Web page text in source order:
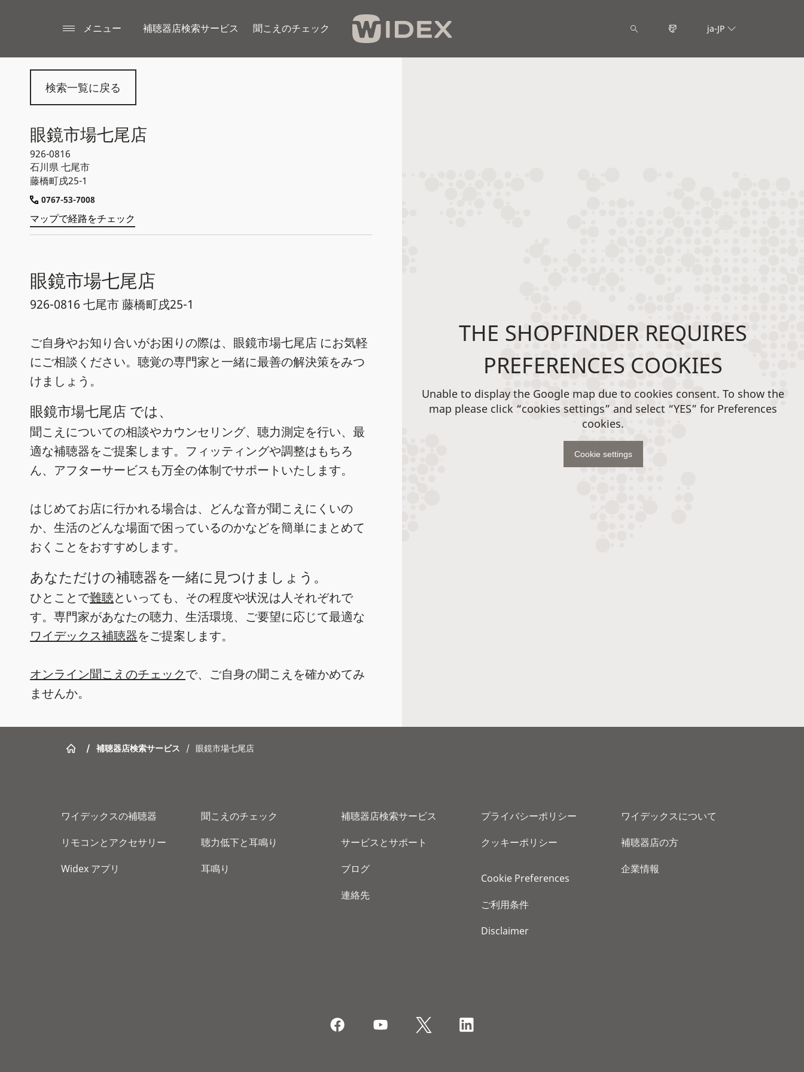
メニュー 補聴器店検索サービス 聞こえのチェック​ ja-JP
検索一覧に戻る
眼鏡市場七尾店
926-0816
石川県七尾市
藤橋町戌25-1
0767-53-7008
マップで経路をチェック
眼鏡市場七尾店
926-0816 七尾市 藤橋町戌25-1
ご自身やお知り合いがお困りの際は、眼鏡市場七尾店 にお気軽
にご相談ください。聴覚の専門家と一緒に最善の解決策をみつ
けましょう。
眼鏡市場七尾店 では、
聞こえについての相談やカウンセリング、聴力測定を行い、最
適な補聴器をご提案します。フィッティングや調整はもちろ
ん、アフターサービスも万全の体制でサポートいたします。
はじめてお店に行かれる場合は、どんな音が聞こえにくいの
か、生活のどんな場面で困っているのかなどを簡単にまとめて
おくことをおすすめします。
あなただけの補聴器を一緒に見つけましょう。
ひとことで難聴といっても、その程度や状況は人それぞれで
す。専門家があなたの聴力、生活環境、ご要望に応じて最適な
ワイデックス補聴器をご提案します。
オンライン聞こえのチェックで、ご自身の聞こえを確かめてみ
ませんか。
THE SHOPFINDER REQUIRES
PREFERENCES COOKIES
Unable to display the Google map due to cookies consent. To show the
map please click “cookies settings” and select “YES” for Preferences
cookies.
Cookie settings
/ 補聴器店検索サービス / 眼鏡市場七尾店
ワイデックスの補聴器
リモコンとアクセサリー
Widex アプリ
聞こえのチェック
聴力低下と耳鳴り
耳鳴り
補聴器店検索サービス
サービスとサポート
ブログ
連絡先
プライバシーポリシー
クッキーポリシー
Cookie Preferences
ご利用条件
Disclaimer
ワイデックスについて
補聴器店の方
企業情報